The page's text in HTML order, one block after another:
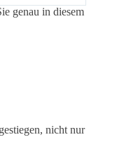
genau in diesem
nicht nur